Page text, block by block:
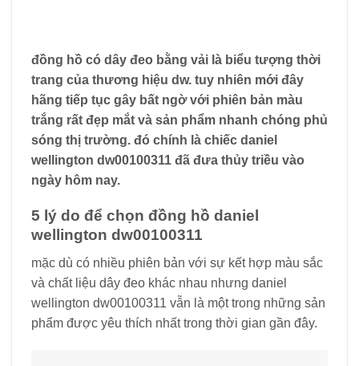
đồng hồ có dây đeo bằng vải là biểu tượng thời
trang của thương hiệu dw. tuy nhiên mới đây
hãng tiếp tục gây bất ngờ với phiên bản màu
trắng rất đẹp mắt và sản phẩm nhanh chóng phủ
sóng thị trường. đó chính là chiếc daniel
wellington dw00100311 đã đưa thủy triều vào
ngày hôm nay.
5 lý do để chọn đồng hồ daniel
wellington dw00100311
mặc dù có nhiều phiên bản với sự kết hợp màu sắc
và chất liệu dây đeo khác nhau nhưng daniel
wellington dw00100311 vẫn là một trong những sản
phẩm được yêu thích nhất trong thời gian gần đây.